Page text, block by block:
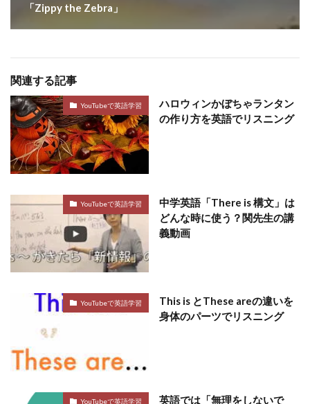
「Zippy the Zebra」
関連する記事
YouTubeで英語学習
ハロウィンかぼちゃランタン
の作り方を英語でリスニング
YouTubeで英語学習
中学英語「There is 構文」は
どんな時に使う？関先生の講
義動画
YouTubeで英語学習
This is とThese areの違いを
身体のパーツでリスニング
YouTubeで英語学習
英語では「無理をしないで